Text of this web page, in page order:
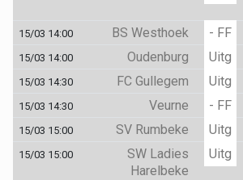
15/03 14:00 BS Westhoek - FF
15/03 14:00 Oudenburg Uitg
15/03 14:30 FC Gullegem Uitg
15/03 14:30 Veurne - FF
15/03 15:00 SV Rumbeke Uitg
15/03 15:00
SW Ladies
Harelbeke
Uitg